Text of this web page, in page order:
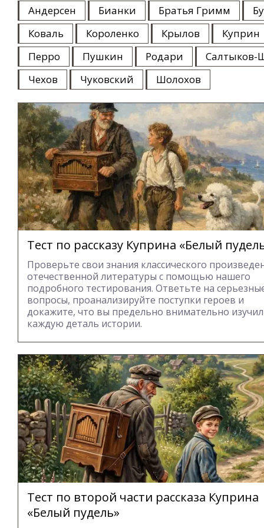
Андерсен Бианки Братья Гримм
Коваль
Короленко Крылов
Куприн
Перро
Пушкин Родари
Чехов
Чуковский Шолохов
Тест по рассказу Куприна «Белый
Проверьте свои знания классического
отечественной литературы с помощью нашего
подробного тестирования. Ответьте на
вопросы, проанализируйте поступки героев и
докажите, что вы предельно внимательно
каждую деталь истории.
Тест по второй части рассказа Куприна
«Белый пудель»